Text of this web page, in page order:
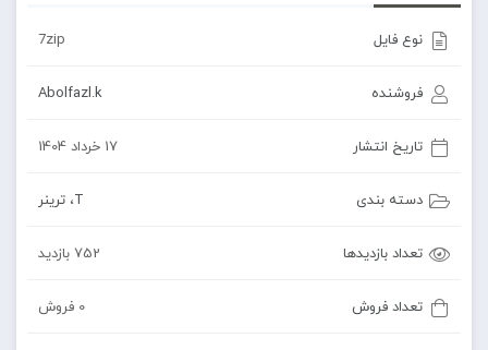
نوع فایل 7zip
فروشنده Abolfazl.k
تاریخ انتشار 17 خرداد 1404
دسته بندی T، ترینر
تعداد بازدیدها 752 بازدید
تعداد فروش 0 فروش